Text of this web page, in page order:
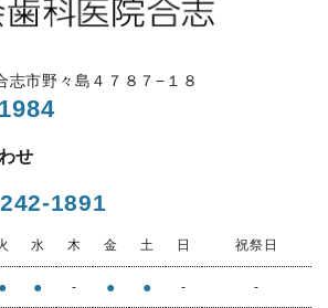
市野々島４７８７−１８
せ
1891
水 木 金 土 日 祝祭日
● ● - ● ● - -